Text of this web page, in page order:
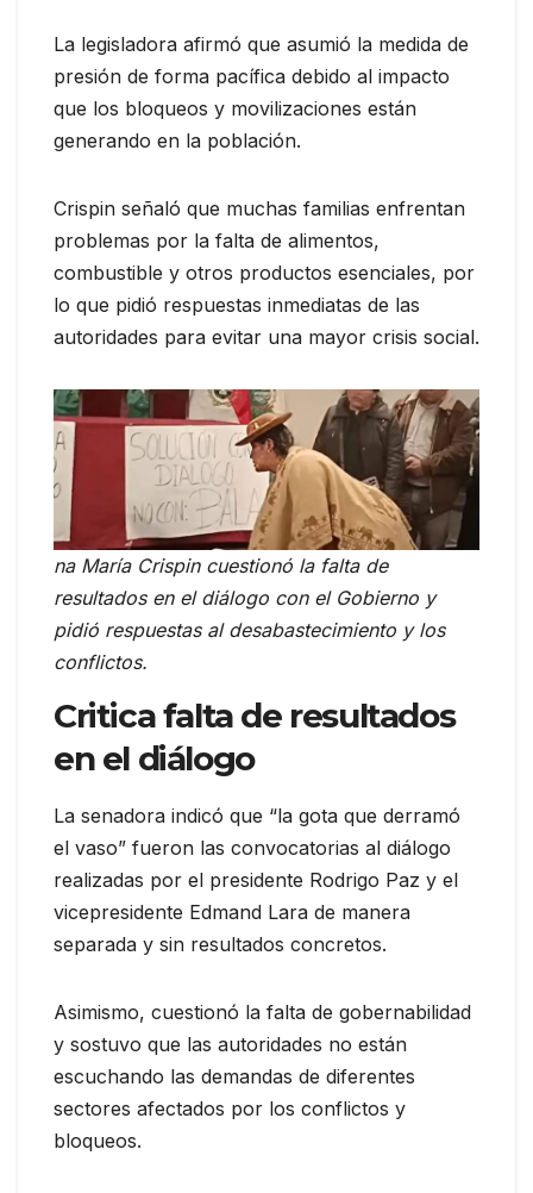
La legisladora afirmó que asumió la medida de
presión de forma pacífica debido al impacto
que los bloqueos y movilizaciones están
generando en la población.
Crispin señaló que muchas familias enfrentan
problemas por la falta de alimentos,
combustible y otros productos esenciales, por
lo que pidió respuestas inmediatas de las
autoridades para evitar una mayor crisis social.
na María Crispin cuestionó la falta de
resultados en el diálogo con el Gobierno y
pidió respuestas al desabastecimiento y los
conflictos.
Critica falta de resultados
en el diálogo
La senadora indicó que “la gota que derramó
el vaso” fueron las convocatorias al diálogo
realizadas por el presidente Rodrigo Paz y el
vicepresidente Edmand Lara de manera
separada y sin resultados concretos.
Asimismo, cuestionó la falta de gobernabilidad
y sostuvo que las autoridades no están
escuchando las demandas de diferentes
sectores afectados por los conflictos y
bloqueos.